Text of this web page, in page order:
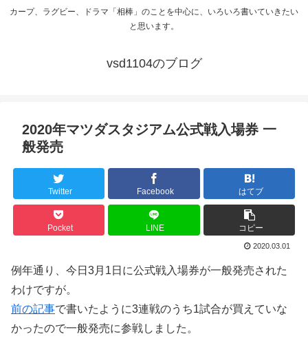
カープ、ラグビー、ドラマ「相棒」のことを中心に、いろいろ書いていきたい
と思います。
vsd1104のブログ
2020年マツダスタジアム公式戦入場券 一
般発売
Twitter Facebook はてブ
Pocket LINE コピー
2020.03.01
例年通り、今日3月1日に公式戦入場券が一般発売された
わけですが。
前の記事で書いたように3連戦のうち1試合が買えていな
かったので一般発売に参戦しました。